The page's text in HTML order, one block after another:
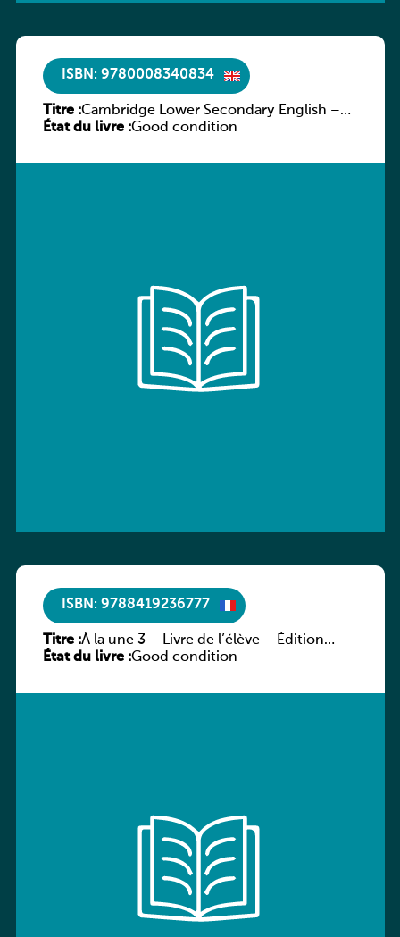
ISBN: 9780008340834
Titre :Cambridge Lower Secondary English –
Stage 7 – Student’s Book
État du livre :Good condition
ISBN: 9788419236777
Titre :À la une 3 – Livre de l’élève – Édition
hybride
État du livre :Good condition